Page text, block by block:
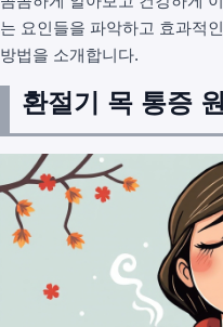
는 요인들을 파악하고 효과적
방법을 소개합니다.
환절기 목 통증